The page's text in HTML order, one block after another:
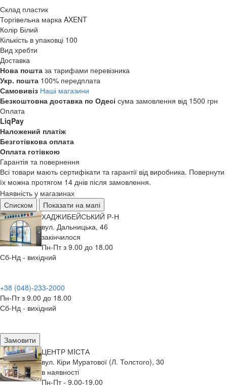
Склад пластик
Торгівельна марка AXENT
Колір Білий
Кількість в упаковці 100
Вид хребти
Доставка
Нова пошта за тарифами перевізника
Укр. пошта 100% передплата
Самовивіз Наші магазини
Безкоштовна доставка по Одесі сума замовлення від 1500 грн
Оплата
LiqPay
Наложений платіж
Безготівкова оплата
Оплата готівкою
Гарантія та повернення
Всі товари мають сертифікати та гарантії від виробника. Повернути
їх можна протягом 14 днів після замовлення.
Наявність у магазинах
Списком
Показати на мапі
ХАДЖИБЕЙСЬКИЙ Р-Н
вул. Дальницька, 46
закінчилося
Пн-Пт з 9.00 до 18.00
Сб-Нд - вихідний
+38 (048)-233-2000
Пн-Пт з 9.00 до 18.00
Сб-Нд - вихідний
Замовити
ЦЕНТР МIСТА
вул. Кіри Муратової (Л. Толстого), 30
в наявності
Пн-Пт - 9.00-19.00